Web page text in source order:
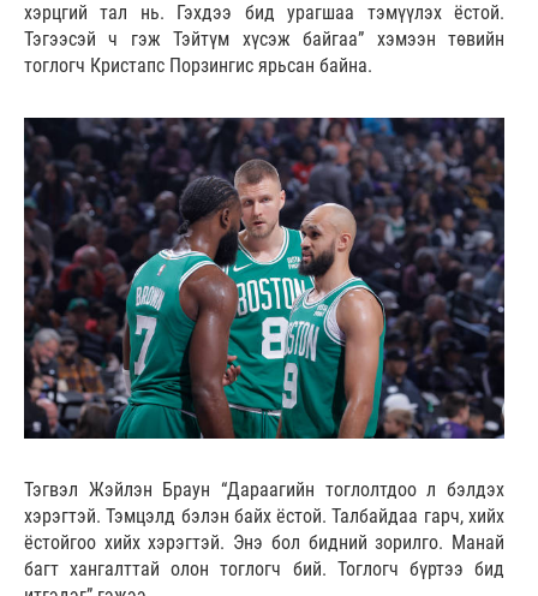
хэрцгий тал нь. Гэхдээ бид урагшаа тэмүүлэх ёстой.
Тэгээсэй ч гэж Тэйтүм хүсэж байгаа” хэмээн төвийн
тоглогч Кристапс Порзингис ярьсан байна.
Тэгвэл Жэйлэн Браун “Дараагийн тоглолтдоо л бэлдэх
хэрэгтэй. Тэмцэлд бэлэн байх ёстой. Талбайдаа гарч, хийх
ёстойгоо хийх хэрэгтэй. Энэ бол бидний зорилго. Манай
багт хангалттай олон тоглогч бий. Тоглогч бүртээ бид